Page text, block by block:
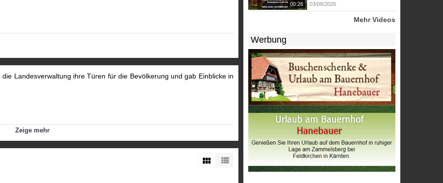
Landesverwaltung ihre Türen für die Bevölkerung und gab Einblicke in
Zeige mehr
00:26 03/08/2026
Mehr Videos
Werbung